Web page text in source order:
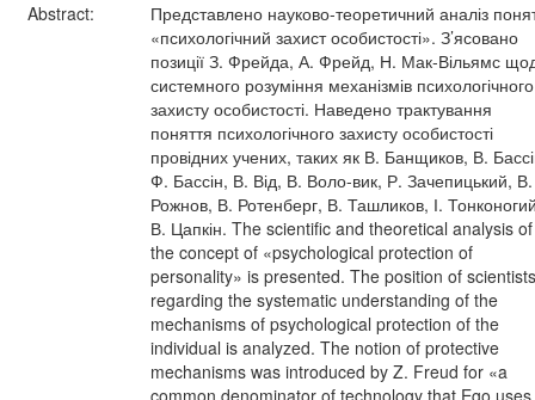
Abstract:
Представлено науково-теоретичний аналіз
«психологічний захист особистості». З’ясовано
позиції З. Фрейда, А. Фрейд, Н. Мак-Вільямс
системного розуміння механізмів психологічного
захисту особистості. Наведено трактування
поняття психологічного захисту особистості
провідних учених, таких як В. Банщиков, В.
Ф. Бассін, В. Від, В. Воло-вик, Р. Зачепицький, В.
Рожнов, В. Ротенберг, В. Ташликов, І.
В. Цапкін. The scientific and theoretical analysis of
the concept of «psychological protection of
personality» is presented. The position of scientists
regarding the systematic understanding of the
mechanisms of psychological protection of the
individual is analyzed. The notion of protective
mechanisms was introduced by Z. Freud for «a
common denominator of technology that Ego